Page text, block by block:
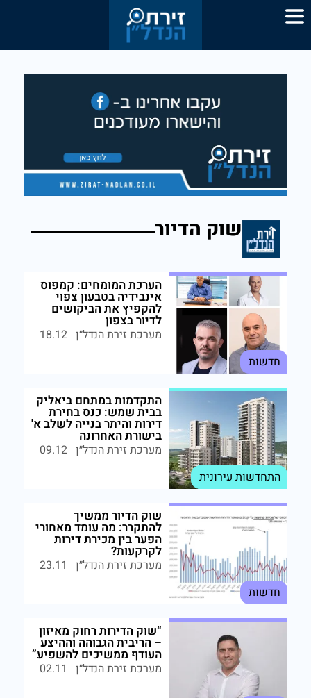
שוק הדיור
חדשות
הערכת המומחים: קמפוס
אינבידיה בטבעון צפוי
להקפיץ את הביקושים
לדיור בצפון
מערכת זירת הנדל״ן 18.12
התחדשות עירונית
התקדמות במתחם ביאליק
בבית שמש: כנס בחירת
דירות והיתר בנייה לשלב א'
בישורת האחרונה
מערכת זירת הנדל״ן 09.12
חדשות
שוק הדיור ממשיך
להתקרר: מה עומד מאחורי
הפער בין מכירת דירות
לקרקעות?
מערכת זירת הנדל״ן 23.11
“שוק הדירות רחוק מאיזון
– הריבית הגבוהה וההיצע
העודף ממשיכים להשפיע”
מערכת זירת הנדל״ן 02.11